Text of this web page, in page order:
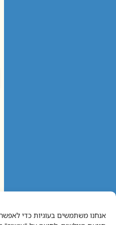
אנחנו משתמשים בעוגיות כדי